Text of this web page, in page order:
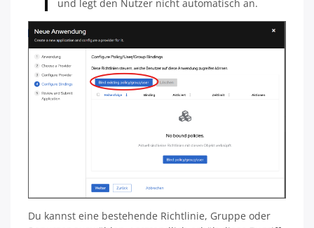
und legt den Nutzer nicht automatisch an.
Du kannst eine bestehende Richtlinie, Gruppe oder